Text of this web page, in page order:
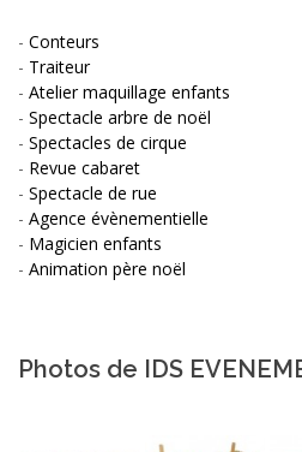
- Conteurs
- Traiteur
- Atelier maquillage enfants
- Spectacle arbre de noël
- Spectacles de cirque
- Revue cabaret
- Spectacle de rue
- Agence évènementielle
- Magicien enfants
- Animation père noël
Photos de IDS